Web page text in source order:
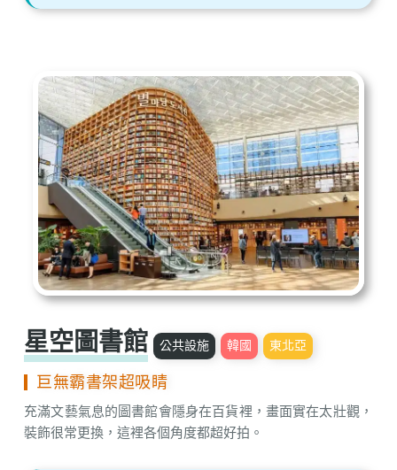
星空圖書館 公共設施 韓國 東北亞
巨無霸書架超吸睛
充滿文藝氣息的圖書館會隱身在百貨裡，畫面實在太壯觀，
裝飾很常更換，這裡各個角度都超好拍。